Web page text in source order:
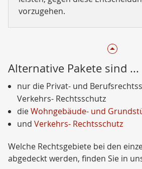
vorzugehen.
Alternative Pakete sind ...
nur die Privat- und
Verkehrs- Rechtsschutz
dieWohngebäude- und
und Verkehrs- Rechtsschutz
Welche Rechtsgebiete bei den
abgedeckt werden, finden Sie in